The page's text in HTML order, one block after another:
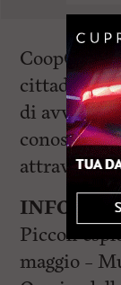
cittadini,
di
attraverso
Piccoli
maggio –